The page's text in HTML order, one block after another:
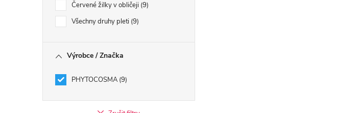
Červené žilky v obličeji 9
Všechny druhy pleti 9
Výrobce / Značka
PHYTOCOSMA 9